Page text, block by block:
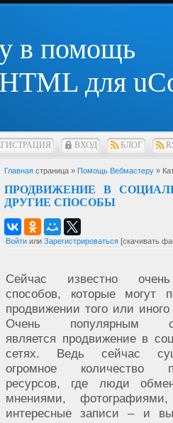
в помощь
для
ВХОД БЛОГ
Главная страница » Помощь Вебмастеру »
ПРОДВИЖЕНИЕ В
ДРУГИЕ СПОСОБЫ
Войти или Зарегистрироваться [скачивать
Сейчас известно
способов, которые могут
продвижении того или иного
Очень популярным
является продвижение в
сетях. Ведь сейчас
огромное количество
ресурсов, где люди
мнениями,
интересные записи – и